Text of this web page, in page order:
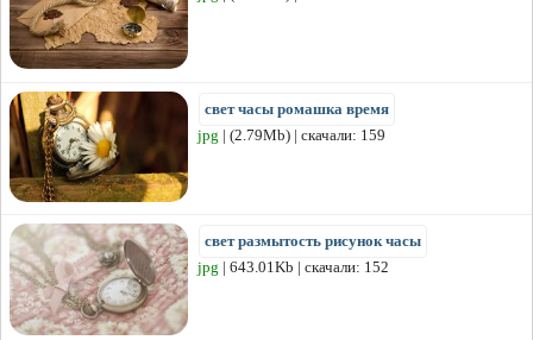
свет часы ромашка время
jpg | (2.79Mb) | скачали: 159
свет размытость рисунок часы
jpg | 643.01Kb | скачали: 152